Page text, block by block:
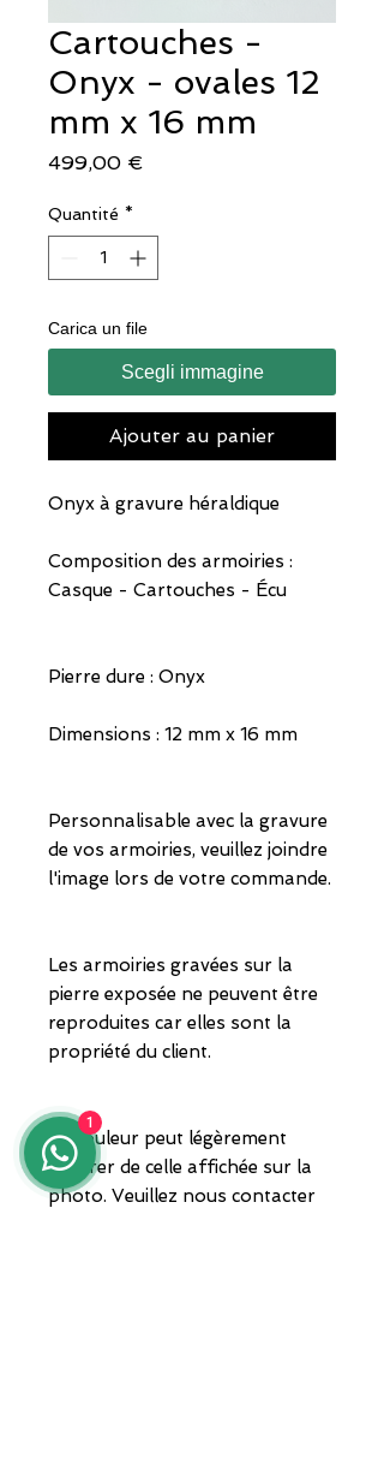
Cartouches -
Onyx - ovales 12
mm x 16 mm
499,00 €
Quantité *
Carica un file
Scegli immagine
Ajouter au panier
Onyx à gravure héraldique
Composition des armoiries :
Casque - Cartouches - Écu
Pierre dure : Onyx
Dimensions : 12 mm x 16 mm
Personnalisable avec la gravure
de vos armoiries, veuillez joindre
l'image lors de votre commande.
Les armoiries gravées sur la
pierre exposée ne peuvent être
reproduites car elles sont la
propriété du client.
La couleur peut légèrement
différer de celle affichée sur la
photo. Veuillez nous contacter
1